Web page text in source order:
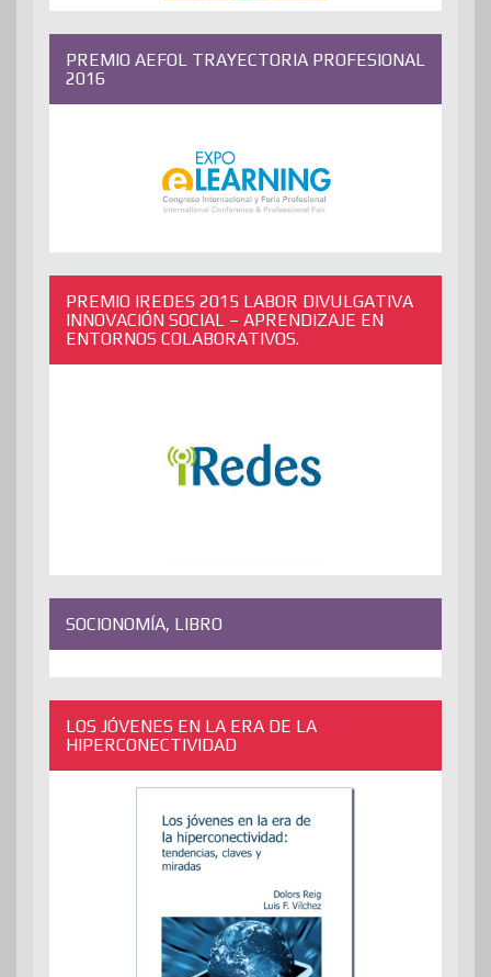
PREMIO AEFOL TRAYECTORIA PROFESIONAL
2016
PREMIO IREDES 2015 LABOR DIVULGATIVA
INNOVACIÓN SOCIAL – APRENDIZAJE EN
ENTORNOS COLABORATIVOS.
SOCIONOMÍA, LIBRO
LOS JÓVENES EN LA ERA DE LA
HIPERCONECTIVIDAD